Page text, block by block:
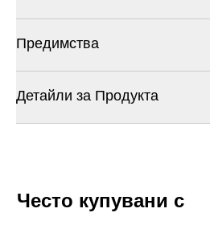
Предимства
Детайли за Продукта
Често купувани с